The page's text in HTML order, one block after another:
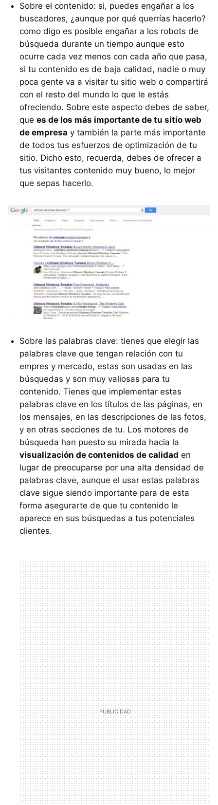
Sobre el contenido: si, puedes engañar a los
buscadores, ¿aunque por qué querrías hacerlo?
como digo es posible engañar a los robots de
búsqueda durante un tiempo aunque esto
ocurre cada vez menos con cada año que pasa,
si tu contenido es de baja calidad, nadie o muy
poca gente va a visitar tu sitio web o compartirá
con el resto del mundo lo que le estás
ofreciendo. Sobre este aspecto debes de saber,
que es de los más importante de tu sitio web
de empresa y también la parte más importante
de todos tus esfuerzos de optimización de tu
sitio. Dicho esto, recuerda, debes de ofrecer a
tus visitantes contenido muy bueno, lo mejor
que sepas hacerlo.
Sobre las palabras clave: tienes que elegir las
palabras clave que tengan relación con tu
empres y mercado, estas son usadas en las
búsquedas y son muy valiosas para tu
contenido. Tienes que implementar estas
palabras clave en los títulos de las páginas, en
los mensajes, en las descripciones de las fotos,
y en otras secciones de tu. Los motores de
búsqueda han puesto su mirada hacia la
visualización de contenidos de calidad en
lugar de preocuparse por una alta densidad de
palabras clave, aunque el usar estas palabras
clave sigue siendo importante para de esta
forma asegurarte de que tu contenido le
aparece en sus búsquedas a tus potenciales
clientes.